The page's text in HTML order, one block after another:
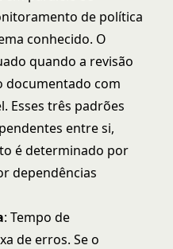
de política
conhecido. O
quando a revisão
documentado com
Esses três padrões
entre si,
é determinado por
dependências
: Tempo de
de erros. Se o